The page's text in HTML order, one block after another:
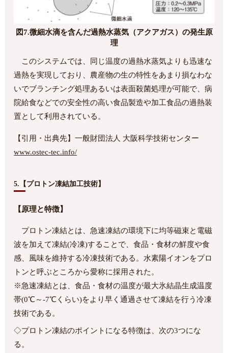
図7.微細水滴を含んだ過熱水蒸気（アクアガス）の発生原
理
このシステムでは、同じ温度の過熱水蒸気よりも迅速な
過熱を実現しており、農産物の生の特性をあまり損なわな
いでブランチング処理あるいは表面殺菌処理が可能で、病
院給食などでの安全性の高い食品製造や加工食品の過熱装
置として利用されている。
【引用・出典先】一般財団法人 大阪科学技術センター
www.ostec-tec.info/
5.【プロトン凍結加工技術】
【原理と特徴】
プロトン凍結とは、急速凍結の環境下に均等磁束と電磁
波を加えて凍結(冷凍)することで、食品・食材の鮮度や食
感、風味を維持する冷凍技術である。水素陽イオンをプロ
トンと呼ぶところから愛称に採用された。
※急速凍結とは、食品・食材の温度が最大氷結晶生成温度
帯(0℃～-7℃くらい)をより早く通過させて凍結を行う冷凍
技術である。
◇プロトン凍結のポイントになる特徴は、次の3つにな
る。